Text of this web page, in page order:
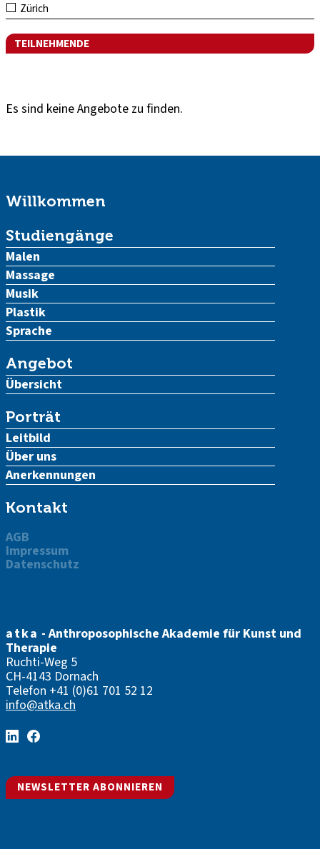
Zürich
TEILNEHMENDE
Es sind keine Angebote zu finden.
Willkommen
Studiengänge
Malen
Massage
Musik
Plastik
Sprache
Angebot
Übersicht
Porträt
Leitbild
Über uns
Anerkennungen
Kontakt
AGB
Impressum
Datenschutz
atka - Anthroposophische Akademie für Kunst und
Therapie
Ruchti-Weg 5
CH-4143 Dornach
Telefon +41 (0)61 701 52 12
info@atka.ch
NEWSLETTER ABONNIEREN